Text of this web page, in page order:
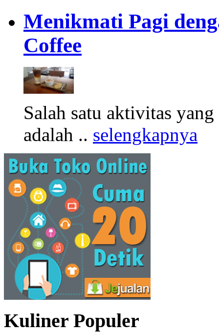
Menikmati Pagi
Coffee
Salah satu aktivitas
adalah .. selengkapnya
Kuliner Populer